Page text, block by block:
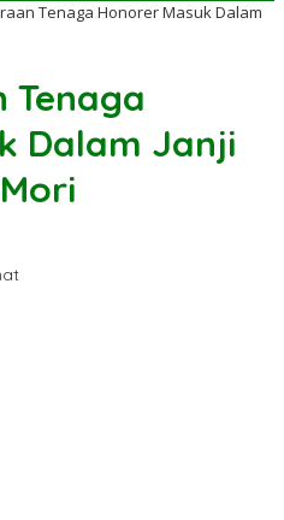
Tenaga Honorer Masuk Dalam
Tenaga
Dalam Janji